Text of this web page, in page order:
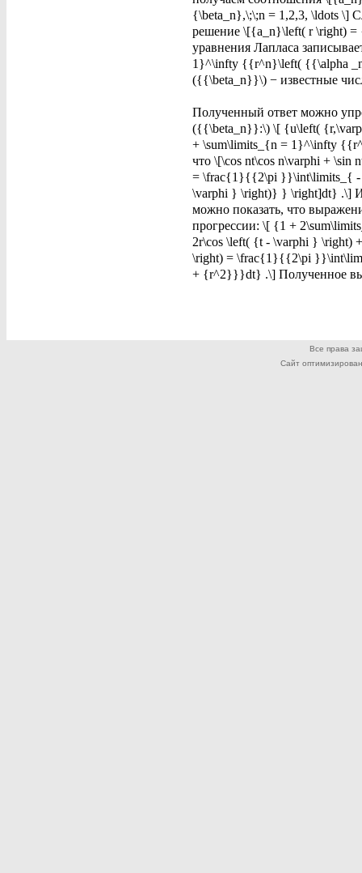
{\beta_n},\;\;n = 1,2,3, \ldots \]
решение \[{a_n}\left( r \right)
уравнения Лапласа
1}^\infty {{r^n}\left( {{\alpha
({{\beta_n}}\) − известные
Полученный ответ можно
({{\beta_n}}:\) \[ {u\left(
+ \sum\limits_{n = 1}^\infty
что \[\cos nt\cos n\varphi +
= \frac{1}{{2\pi }}\int\limits_{ -
\varphi } \right)} } \right]dt} .\]
можно показать, что
прогрессии: \[ {1 +
2r\cos \left( {t - \varphi } \right)
\right) = \frac{1}{{2\pi
+ {r^2}}}dt} .\] Полученное
Все права
Сайт